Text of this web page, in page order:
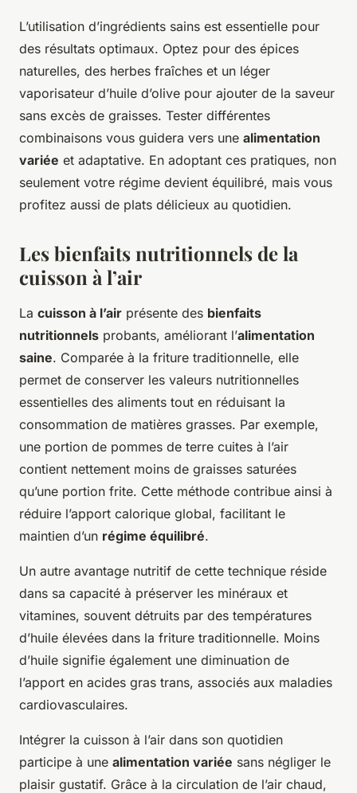
L’utilisation d’ingrédients sains est essentielle pour
des résultats optimaux. Optez pour des épices
naturelles, des herbes fraîches et un léger
vaporisateur d’huile d’olive pour ajouter de la saveur
sans excès de graisses. Tester différentes
combinaisons vous guidera vers une alimentation
variée et adaptative. En adoptant ces pratiques, non
seulement votre régime devient équilibré, mais vous
profitez aussi de plats délicieux au quotidien.
Les bienfaits nutritionnels de la
cuisson à l’air
La cuisson à l’air présente des bienfaits
nutritionnels probants, améliorant l’alimentation
saine. Comparée à la friture traditionnelle, elle
permet de conserver les valeurs nutritionnelles
essentielles des aliments tout en réduisant la
consommation de matières grasses. Par exemple,
une portion de pommes de terre cuites à l’air
contient nettement moins de graisses saturées
qu’une portion frite. Cette méthode contribue ainsi à
réduire l’apport calorique global, facilitant le
maintien d’un régime équilibré.
Un autre avantage nutritif de cette technique réside
dans sa capacité à préserver les minéraux et
vitamines, souvent détruits par des températures
d’huile élevées dans la friture traditionnelle. Moins
d’huile signifie également une diminuation de
l’apport en acides gras trans, associés aux maladies
cardiovasculaires.
Intégrer la cuisson à l’air dans son quotidien
participe à une alimentation variée sans négliger le
plaisir gustatif. Grâce à la circulation de l’air chaud,